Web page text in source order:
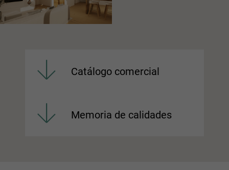
Catálogo comercial
Memoria de calidades